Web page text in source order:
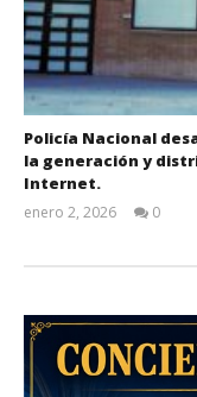
Policía Nacional
la generación y
Internet.
enero 2, 2026
0